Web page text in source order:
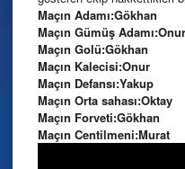
Maçın Adamı:Gökhan
Maçın Gümüş Adamı:Onur
Maçın Golü:Gökhan
Maçın Kalecisi:Onur
Maçın Defansı:Yakup
Maçın Orta sahası:Oktay
Maçın Forveti:Gökhan
Maçın Centilmeni:Murat